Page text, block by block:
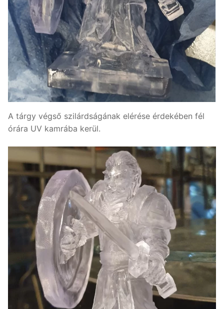
A tárgy végső szilárdságának elérése érdekében fél
órára UV kamrába kerül.